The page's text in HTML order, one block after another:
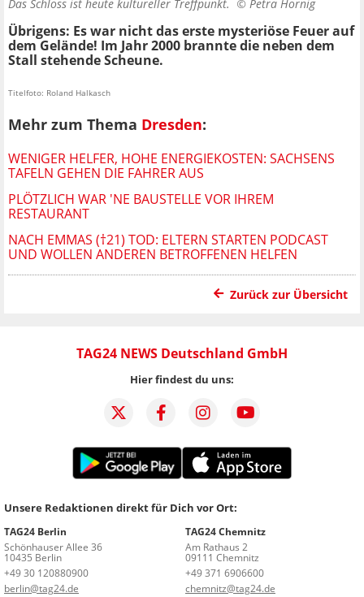
Das Schloss ist heute kultureller Treffpunkt. © Petra Hornig
Übrigens: Es war nicht das erste mysteriöse Feuer auf
dem Gelände! Im Jahr 2000 brannte die neben dem
Stall stehende Scheune.
Titelfoto: Roland Halkasch
Mehr zum Thema Dresden:
WENIGER HELFER, HOHE ENERGIEKOSTEN: SACHSENS
TAFELN GEHEN DIE FAHRER AUS
PLÖTZLICH WAR 'NE BAUSTELLE VOR IHREM
RESTAURANT
NACH EMMAS (†21) TOD: ELTERN STARTEN PODCAST
UND WOLLEN ANDEREN BETROFFENEN HELFEN
Zurück zur Übersicht
TAG24 NEWS Deutschland GmbH
Hier findest du uns:
Unsere Redaktionen direkt für Dich vor Ort:
TAG24 Berlin
Schönhauser Allee 36
10435 Berlin
+49 30 120880900
berlin@tag24.de
TAG24 Chemnitz
Am Rathaus 2
09111 Chemnitz
+49 371 6906600
chemnitz@tag24.de